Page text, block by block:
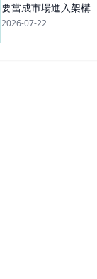
要當成市場進入架構
2026-07-22